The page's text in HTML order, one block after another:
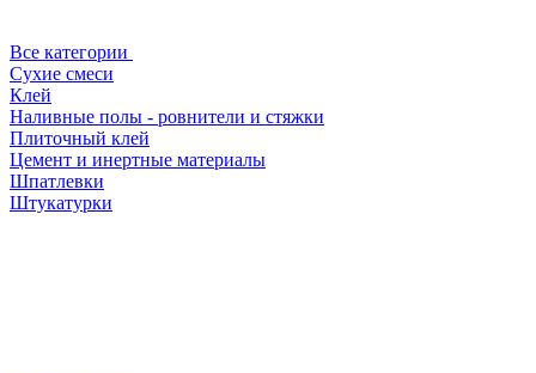
Все категории
Сухие смеси
Клей
Наливные полы - ровнители и стяжки
Плиточный клей
Цемент и инертные материалы
Шпатлевки
Штукатурки